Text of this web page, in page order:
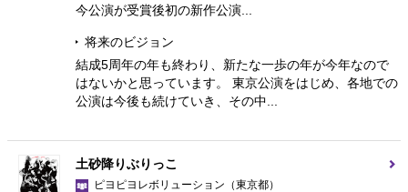
今公演が受賞後初の新作公演...
将来のビジョン
結成5周年の年も終わり、新たな一歩の年が今年なので
はないかと思っています。 東京公演をはじめ、各地での
公演は今後も続けていき、その中...
土砂降りぶりっこ
ピヨピヨレボリューション （東京都）